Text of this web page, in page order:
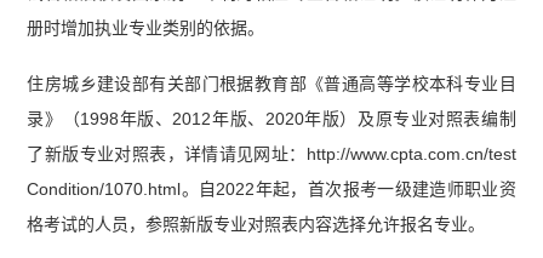
册时增加执业专业类别的依据。
住房城乡建设部有关部门根据教育部《普通高等学校本科专业目
录》（1998年版、2012年版、2020年版）及原专业对照表编制
了新版专业对照表，详情请见网址：http://www.cpta.com.cn/test
Condition/1070.html。自2022年起，首次报考一级建造师职业资
格考试的人员，参照新版专业对照表内容选择允许报名专业。